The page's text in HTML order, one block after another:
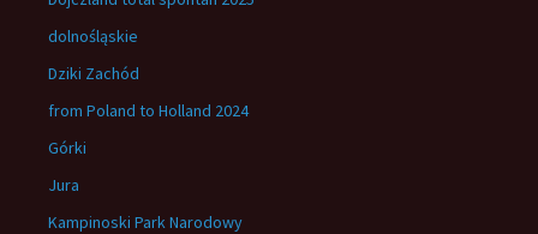
dolnośląskie
Dziki Zachód
from Poland to Holland 2024
Górki
Jura
Kampinoski Park Narodowy